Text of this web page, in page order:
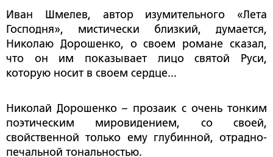
Иван Шмелев, автор изумительного «Лета
Господня», мистически близкий, думается,
Николаю Дорошенко, о своем романе сказал,
что он им показывает лицо святой Руси,
которую носит в своем сердце...
Николай Дорошенко – прозаик с очень тонким
поэтическим мировидением, со своей,
свойственной только ему глубинной, отрадно-
печальной тональностью.